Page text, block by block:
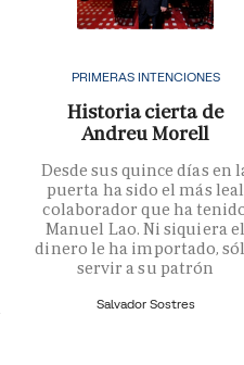
PRIMERAS INTENCIONES
Historia cierta de
Andreu Morell
Desde sus quince días en
puerta ha sido el más leal
colaborador que ha
Manuel Lao. Ni siquiera
dinero le ha importado,
servir a su patrón
Salvador Sostres